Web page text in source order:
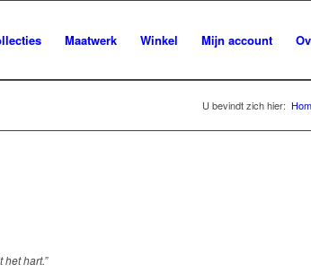
Maatwerk Winkel Mijn account
U bevindt zich hier:
hart.”